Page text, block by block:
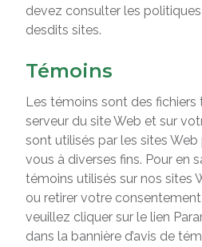
devez consulter les
desdits sites.
Témoins
Les témoins sont des
serveur du site Web et sur
sont utilisés par les sites
vous à diverses fins. Pour en
témoins utilisés sur nos sites
ou retirer votre
veuillez cliquer sur le lien
dans la bannière d’avis de